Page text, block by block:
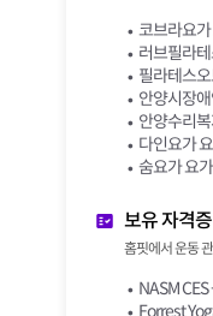
코브라요
러브필라
필라테스
안양시장
안양수리
다인요가
숨요가 요
보유 자격증
홈핏에서 운동
NASM
Forrest